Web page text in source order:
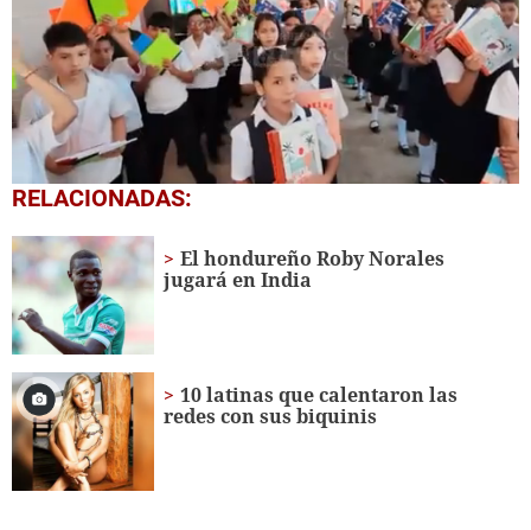
0
seconds
1
minute,
56
seconds
RELACIONADAS:
El hondureño Roby Norales
jugará en India
10 latinas que calentaron las
redes con sus biquinis